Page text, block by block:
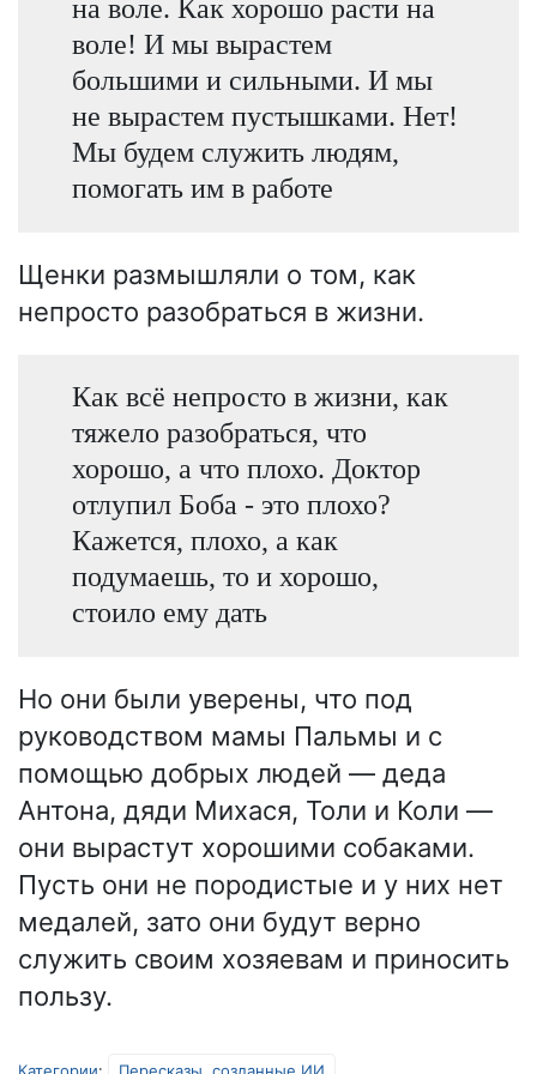
на воле. Как хорошо расти на
воле! И мы вырастем
большими и сильными. И мы
не вырастем пустышками. Нет!
Мы будем служить людям,
помогать им в работе
Щенки размышляли о том, как
непросто разобраться в жизни.
Как всё непросто в жизни, как
тяжело разобраться, что
хорошо, а что плохо. Доктор
отлупил Боба - это плохо?
Кажется, плохо, а как
подумаешь, то и хорошо,
стоило ему дать
Но они были уверены, что под
руководством мамы Пальмы и с
помощью добрых людей — деда
Антона, дяди Михася, Толи и Коли —
они вырастут хорошими собаками.
Пусть они не породистые и у них нет
медалей, зато они будут верно
служить своим хозяевам и приносить
пользу.